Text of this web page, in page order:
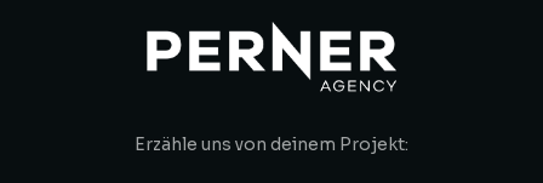
Erzähle uns von deinem Projekt: